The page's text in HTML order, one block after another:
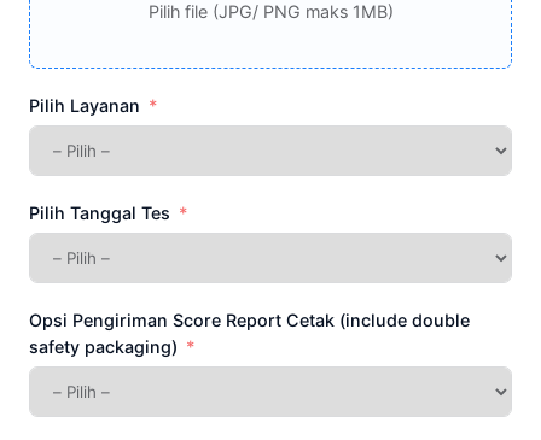
Pilih file (JPG/ PNG maks 1MB)
Pilih Layanan
Pilih Tanggal Tes
Opsi Pengiriman Score Report Cetak (include double
safety packaging)